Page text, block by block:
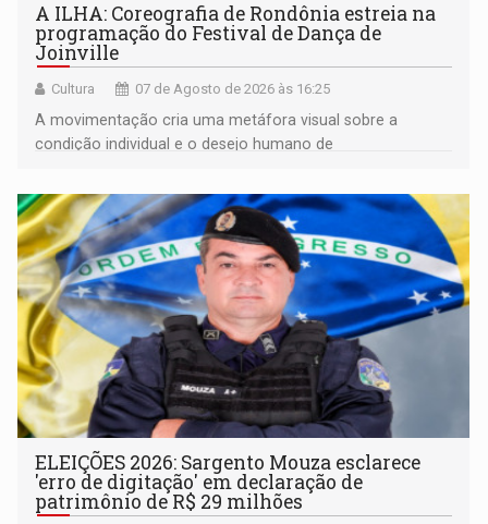
A ILHA: Coreografia de Rondônia estreia na
programação do Festival de Dança de
Joinville
Cultura 07 de Agosto de 2026 às 16:25
A movimentação cria uma metáfora visual sobre a
condição individual e o desejo humano de
ELEIÇÕES 2026: Sargento Mouza esclarece
'erro de digitação' em declaração de
patrimônio de R$ 29 milhões